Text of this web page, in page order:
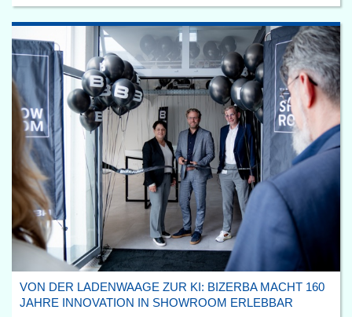
VON DER LADENWAAGE ZUR KI: BIZERBA MACHT 160
JAHRE INNOVATION IN SHOWROOM ERLEBBAR